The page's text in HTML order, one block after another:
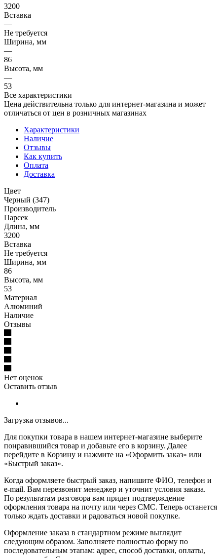
3200
Вставка
—
Не требуется
Ширина, мм
—
86
Высота, мм
—
53
Все характеристики
Цена действительна только для интернет-магазина и может
отличаться от цен в розничных магазинах
Характеристики
Наличие
Отзывы
Как купить
Оплата
Доставка
Цвет
Черный (347)
Производитель
Парсек
Длина, мм
3200
Вставка
Не требуется
Ширина, мм
86
Высота, мм
53
Материал
Алюминий
Наличие
Отзывы
Нет оценок
Оставить отзыв
Загрузка отзывов...
Для покупки товара в нашем интернет-магазине выберите
понравившийся товар и добавьте его в корзину. Далее
перейдите в Корзину и нажмите на «Оформить заказ» или
«Быстрый заказ».
Когда оформляете быстрый заказ, напишите ФИО, телефон и
e-mail. Вам перезвонит менеджер и уточнит условия заказа.
По результатам разговора вам придет подтверждение
оформления товара на почту или через СМС. Теперь останется
только ждать доставки и радоваться новой покупке.
Оформление заказа в стандартном режиме выглядит
следующим образом. Заполняете полностью форму по
последовательным этапам: адрес, способ доставки, оплаты,